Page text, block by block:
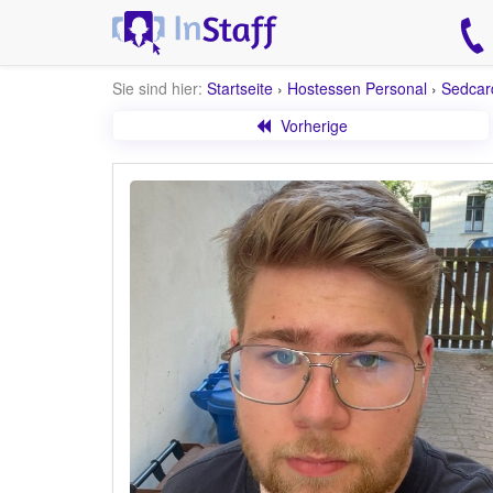
Sie sind hier: Startseite › Hostessen Personal ›
Vorherige